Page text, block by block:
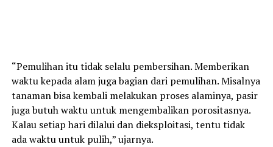
“Pemulihan itu tidak selalu pembersihan. Memberikan
waktu kepada alam juga bagian dari pemulihan. Misalnya
tanaman bisa kembali melakukan proses alaminya, pasir
juga butuh waktu untuk mengembalikan porositasnya.
Kalau setiap hari dilalui dan dieksploitasi, tentu tidak
ada waktu untuk pulih,” ujarnya.